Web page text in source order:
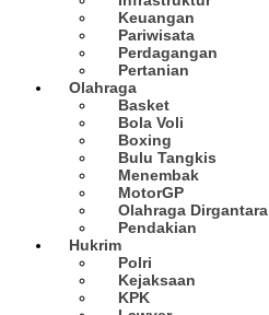
Keuangan
Pariwisata
Perdagangan
Pertanian
Olahraga
Basket
Bola Voli
Boxing
Bulu Tangkis
Menembak
MotorGP
Olahraga Dirgantara
Pendakian
Hukrim
Polri
Kejaksaan
KPK